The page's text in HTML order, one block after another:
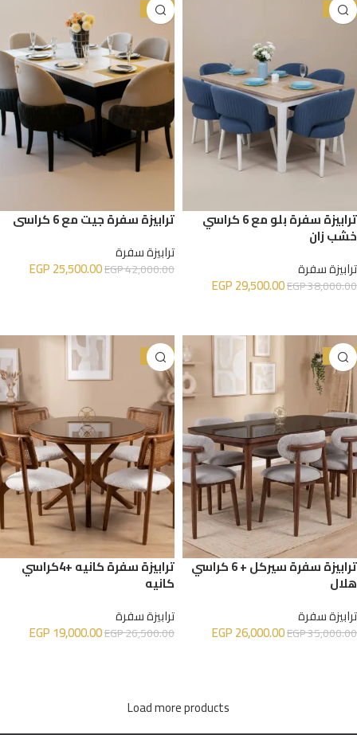
-22%
ترابيزة سفرة بلو مع 6 كراسي
خشب زان
ترابيزة سفرة
EGP38,000.00
EGP29,500.00
-39%
ترابيزة سفرة جيت مع 6 كراسي
ترابيزة سفرة
EGP42,000.00
EGP25,500.00
-26%
ترابيزة سفرة سيركل + 6 كراسي
هلال
ترابيزة سفرة
EGP35,000.00
EGP26,000.00
-28%
ترابيزة سفرة كانيه +4كراسي
كانيه
ترابيزة سفرة
EGP26,500.00
EGP19,000.00
Load more products